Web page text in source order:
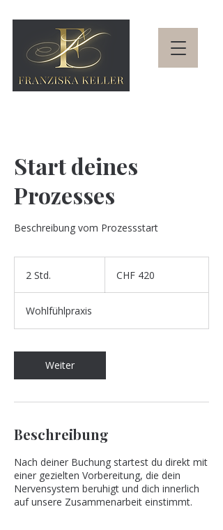
Start deines
Prozesses
Beschreibung vom Prozessstart
2 Std.
d
.
Franken
CHF 420
Wohlfühlpraxis
Weiter
Beschreibung
Nach deiner Buchung startest du direkt mit
einer gezielten Vorbereitung, die dein
Nervensystem beruhigt und dich innerlich
auf unsere Zusammenarbeit einstimmt.